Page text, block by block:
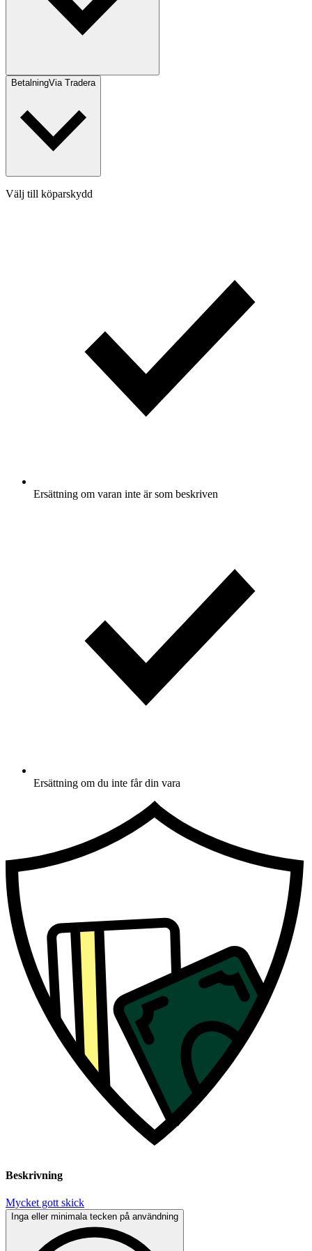
BetalningVia Tradera
Välj till köparskydd
Ersättning om varan inte är som beskriven
Ersättning om du inte får din vara
Beskrivning
Mycket gott skick
Inga eller minimala tecken på användning